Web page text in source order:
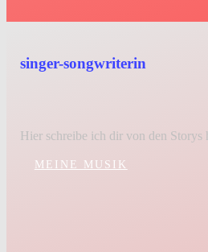
singer-songwriterin
Hier schreibe ich dir von den
MEINE MUSIK